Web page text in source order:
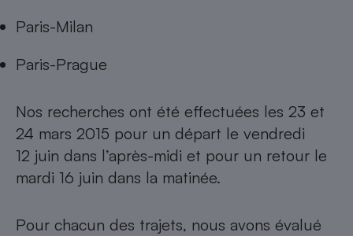
Paris-Milan
Paris-Prague
Nos recherches ont été effectuées les 23 et
24 mars 2015 pour un départ le vendredi
12 juin dans l’après-midi et pour un retour le
mardi 16 juin dans la matinée.
Pour chacun des trajets, nous avons évalué